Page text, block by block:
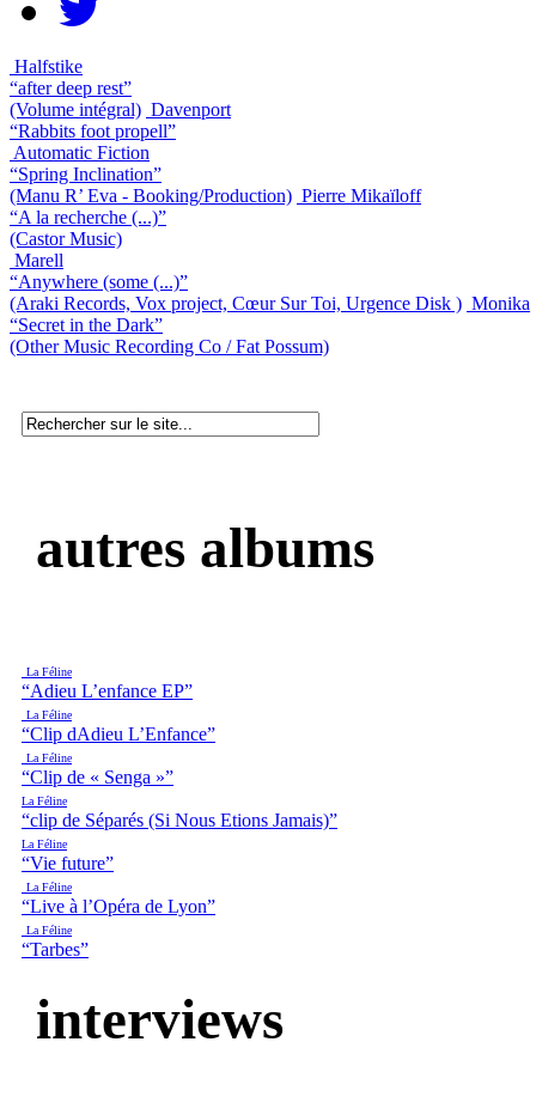
Halfstike
“after deep rest”
(Volume intégral) Davenport
“Rabbits foot propell”
Automatic Fiction
“Spring Inclination”
(Manu R’ Eva - Booking/Production) Pierre Mikaïloff
“A la recherche (...)”
(Castor Music)
Marell
“Anywhere (some (...)”
(Araki Records, Vox project, Cœur Sur Toi, Urgence Disk ) Monika
“Secret in the Dark”
(Other Music Recording Co / Fat Possum)
autres albums
La Féline
“Adieu L’enfance EP”
La Féline
“Clip dAdieu L’Enfance”
La Féline
“Clip de « Senga »”
La Féline
“clip de Séparés (Si Nous Etions Jamais)”
La Féline
“Vie future”
La Féline
“Live à l’Opéra de Lyon”
La Féline
“Tarbes”
interviews